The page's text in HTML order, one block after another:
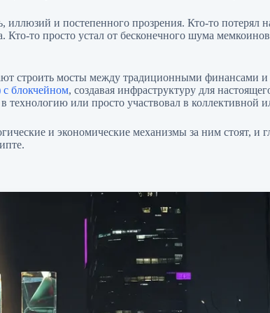
и постепенного прозрения. Кто-то потерял
то просто устал от бесконечного шума
строить мосты между традиционными финансами
блокчейном, создавая инфраструктуру для
технологию или просто участвовал в коллективной
и экономические механизмы за ним стоят, и